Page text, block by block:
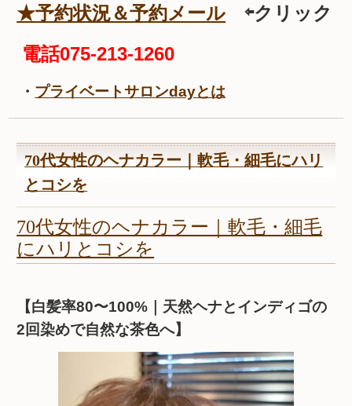
★予約状況＆予約メール ⇦クリック
電話075-213-1260
・ プライベートサロンdayとは
70代女性のヘナカラー｜軟毛・細毛にハリ
とコシを
70代女性のヘナカラー｜軟毛・細毛
にハリとコシを
【白髪率80〜100%｜天然ヘナとインディゴの
2回染めで自然な茶色へ】